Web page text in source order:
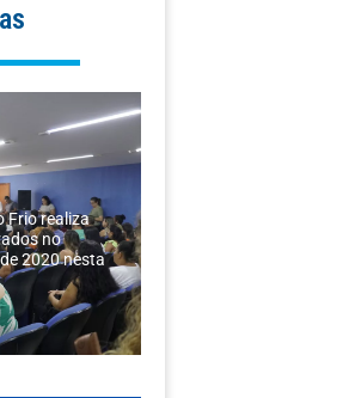
Frio realiza
no
2020 nesta